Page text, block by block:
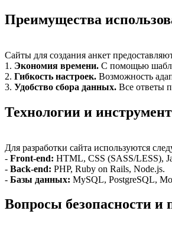
Преимущества
Сайты для создания анкет
1. Экономия времени. С помощью
2. Гибкость настроек. Возможность
3. Удобство сбора данных. Все ответы
Технологии и
Для разработки сайта используются
- Front-end: HTML, CSS (SASS/LESS),
- Back-end: PHP, Ruby on Rails, Node.js.
- Базы данных: MySQL, PostgreSQL,
Вопросы безопасности и